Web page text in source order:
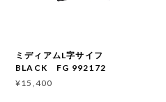
ミディアムL字サイフ
BLACK FG 992172
¥15,400